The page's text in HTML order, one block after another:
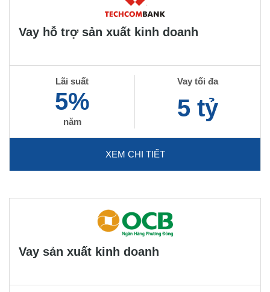
Vay hỗ trợ sản xuất kinh doanh
Lãi suất
5%
năm
Vay tối đa
5 tỷ
XEM CHI TIẾT
Vay sản xuất kinh doanh